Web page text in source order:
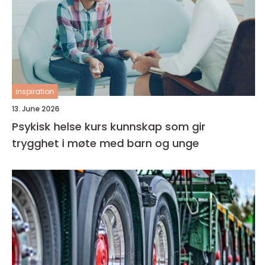
inspiration
13. June 2026
Psykisk helse kurs kunnskap som gir
trygghet i møte med barn og unge